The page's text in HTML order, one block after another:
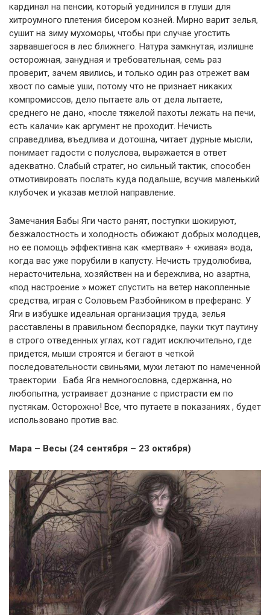
кардинал на пенсии, который уединился в глуши для
хитроумного плетения бисером козней. Мирно варит зелья,
сушит на зиму мухоморы, чтобы при случае угостить
зарвавшегося в лес ближнего. Натура замкнутая, излишне
осторожная, занудная и требовательная, семь раз
проверит, зачем явились, и только один раз отрежет вам
хвост по самые уши, потому что не признает никаких
компромиссов, дело пытаете аль от дела лытаете,
среднего не дано, «после тяжелой пахоты лежать на печи,
есть калачи» как аргумент не проходит. Нечисть
справедлива, въедлива и дотошна, читает дурные мысли,
понимает гадости с полуслова, выражается в ответ
адекватно. Слабый стратег, но сильный тактик, способен
отмотивировать послать куда подальше, всучив маленький
клубочек и указав метлой направление.
Замечания Бабы Яги часто ранят, поступки шокируют,
безжалостность и холодность обижают добрых молодцев,
но ее помощь эффективна как «мертвая» + «живая» вода,
когда вас уже порубили в капусту. Нечисть трудолюбива,
нерасточительна, хозяйствен на и бережлива, но азартна,
«под настроение » может спустить на ветер накопленные
средства, играя с Соловьем Разбойником в преферанс. У
Яги в избушке идеальная организация труда, зелья
расставлены в правильном беспорядке, пауки ткут паутину
в строго отведенных углах, кот гадит исключительно, где
придется, мыши строятся и бегают в четкой
последовательности свиньями, мухи летают по намеченной
траектории . Баба Яга немногословна, сдержанна, но
любопытна, устраивает дознание с пристрасти ем по
пустякам. Осторожно! Все, что путаете в показаниях , будет
использовано против вас.
Мара – Весы (24 сентября – 23 октября)